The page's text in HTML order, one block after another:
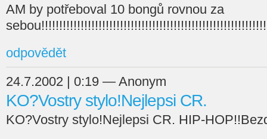
AM by potřeboval 10 bongů rovnou za
odpovědět
24.7.2002 | 0:19 — Anonym
KO?Vostry stylo!Nejlepsi CR.
KO?Vostry stylo!Nejlepsi CR. HIP-